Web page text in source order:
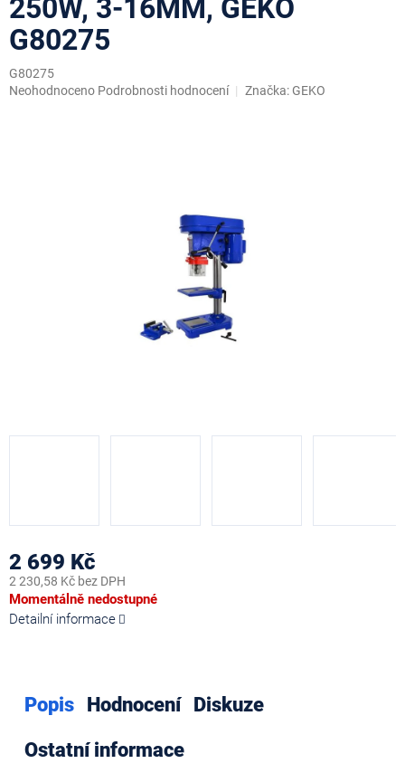
250W, 3-16MM, GEKO
G80275
G80275
Průměrné
Neohodnoceno Podrobnosti hodnocení Značka: GEKO
2 699 Kč
2 230,58 Kč bez DPH
Měrná
cena:
Momentálně nedostupné
Detailní informace
Popis Hodnocení
Diskuze
Ostatní informace